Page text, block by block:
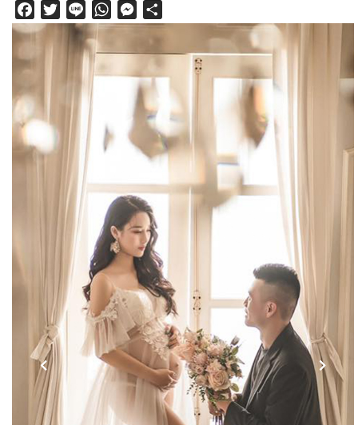
FacebookTwitter
Line WhatsAppMessenger
享